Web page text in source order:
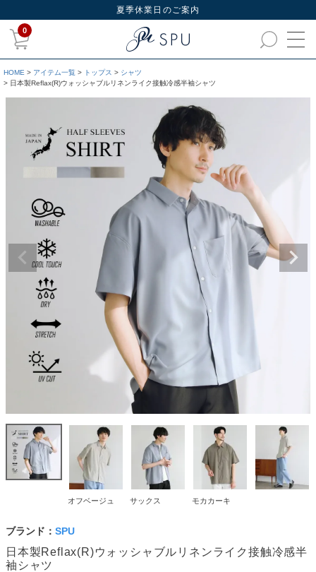
夏季休業日のご案内
0
HOME アイテム一覧 トップス
シャツ
日本製Reflax(R)ウォッシャブルリネンライク接触冷感半袖シャツ
オフベージュ サックス モカカーキ
ブランド： SPU
日本製Reflax(R)ウォッシャブルリネンライク接触冷感半
袖シャツ